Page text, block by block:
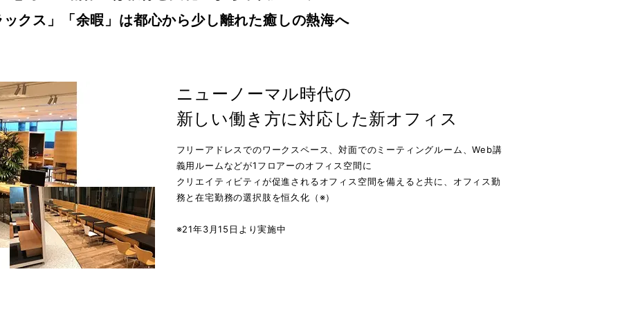
ックス」「余暇」は都心から少し離れた癒しの熱海へ
ニューノーマル時代の
新しい働き方に対応した新オフィス
フリーアドレスでのワークスペース、対面でのミーティングルーム、Web講
義用ルームなどが1フロアーのオフィス空間に
クリエイティビティが促進されるオフィス空間を備えると共に、オフィス勤
務と在宅勤務の選択肢を恒久化（※）
※21年3月15日より実施中